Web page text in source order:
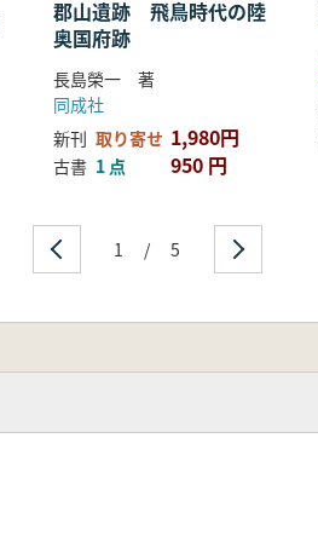
郡山遺跡 飛鳥時代の陸
奥国府跡
長島榮一 著
同成社
新刊 取り寄せ 1,980円
古書 1 点 950 円
1 / 5